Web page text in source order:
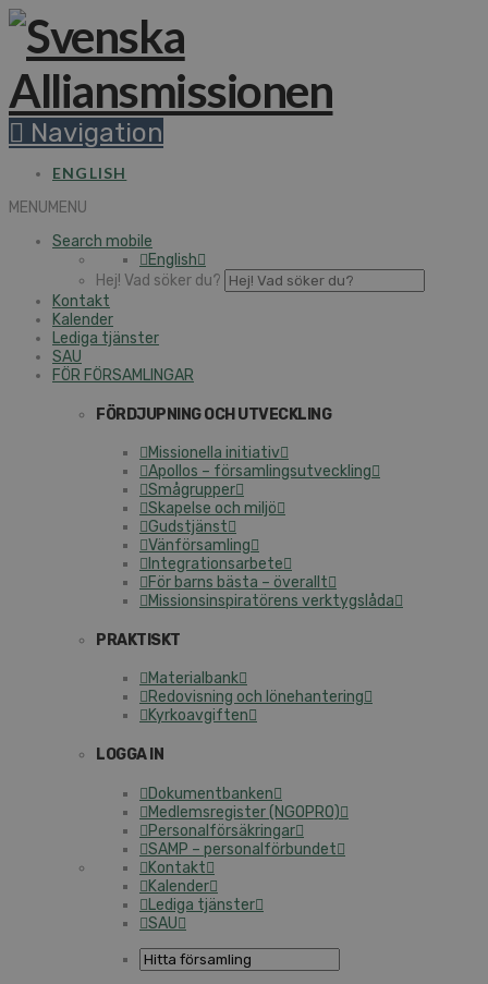
Navigation
ENGLISH
MENUMENU
Search mobile
English
Hej! Vad söker du?
Kontakt
Kalender
Lediga tjänster
SAU
FÖR FÖRSAMLINGAR
FÖRDJUPNING OCH UTVECKLING
Missionella initiativ
Apollos – församlingsutveckling
Smågrupper
Skapelse och miljö
Gudstjänst
Vänförsamling
Integrationsarbete
För barns bästa – överallt
Missionsinspiratörens verktygslåda
PRAKTISKT
Materialbank
Redovisning och lönehantering
Kyrkoavgiften
LOGGA IN
Dokumentbanken
Medlemsregister (NGOPRO)
Personalförsäkringar
SAMP – personalförbundet
Kontakt
Kalender
Lediga tjänster
SAU